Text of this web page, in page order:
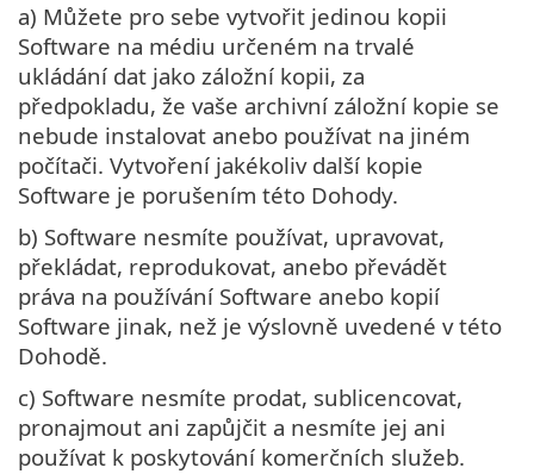
a) Můžete pro sebe vytvořit jedinou kopii
Software na médiu určeném na trvalé
ukládání dat jako záložní kopii, za
předpokladu, že vaše archivní záložní kopie se
nebude instalovat anebo používat na jiném
počítači. Vytvoření jakékoliv další kopie
Software je porušením této Dohody.
b) Software nesmíte používat, upravovat,
překládat, reprodukovat, anebo převádět
práva na používání Software anebo kopií
Software jinak, než je výslovně uvedené v této
Dohodě.
c) Software nesmíte prodat, sublicencovat,
pronajmout ani zapůjčit a nesmíte jej ani
používat k poskytování komerčních služeb.